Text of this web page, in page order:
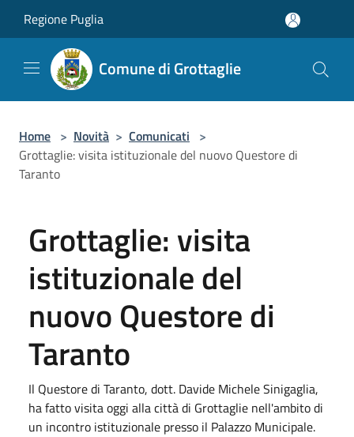
Regione Puglia
Comune di Grottaglie
Home > Novità > Comunicati >
Grottaglie: visita istituzionale del nuovo Questore di
Taranto
Grottaglie: visita
istituzionale del
nuovo Questore di
Taranto
Il Questore di Taranto, dott. Davide Michele Sinigaglia,
ha fatto visita oggi alla città di Grottaglie nell'ambito di
un incontro istituzionale presso il Palazzo Municipale.